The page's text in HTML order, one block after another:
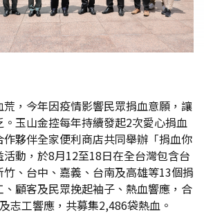
，今年因疫情影響民眾捐血意願，讓
玉山金控每年持續發起2次愛心捐血
夥伴全家便利商店共同舉辦「捐血你
動，於8月12至18日在全台灣包含台
、台中、嘉義、台南及高雄等13個捐
顧客及民眾挽起袖子、熱血響應，合
志工響應，共募集2,486袋熱血。